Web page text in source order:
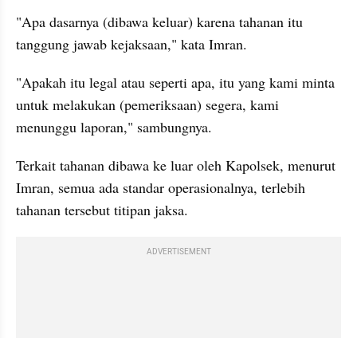
"Apa dasarnya (dibawa keluar) karena tahanan itu
tanggung jawab kejaksaan," kata Imran.
"Apakah itu legal atau seperti apa, itu yang kami minta
untuk melakukan (pemeriksaan) segera, kami
menunggu laporan," sambungnya.
Terkait tahanan dibawa ke luar oleh Kapolsek, menurut
Imran, semua ada standar operasionalnya, terlebih
tahanan tersebut titipan jaksa.
ADVERTISEMENT